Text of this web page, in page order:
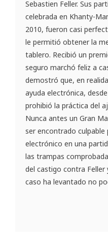
Sebastien Feller. Sus
celebrada en Khanty-
2010, fueron casi
le permitió obtener la
tablero. Recibió un
seguro marchó feliz a
demostró que, en
ayuda electrónica,
prohibió la práctica del
Nunca antes un Gran
ser encontrado
electrónico en una
las trampas
del castigo contra
caso ha levantado no